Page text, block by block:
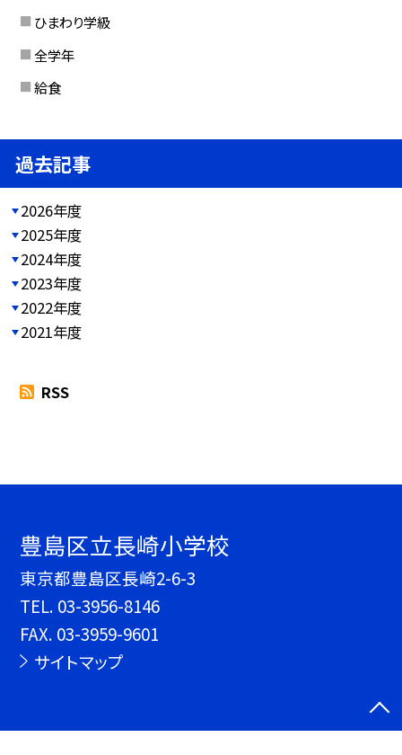
ひまわり学級
全学年
給食
過去記事
2026年度
2025年度
2024年度
2023年度
2022年度
2021年度
RSS
豊島区立長崎小学校
東京都豊島区長崎2-6-3
TEL. 03-3956-8146
FAX. 03-3959-9601
サイトマップ